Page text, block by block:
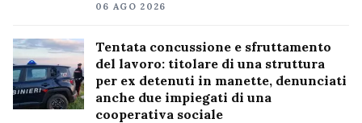
06 AGO 2026
Tentata concussione e sfruttamento
del lavoro: titolare di una struttura
per ex detenuti in manette, denunciati
anche due impiegati di una
cooperativa sociale